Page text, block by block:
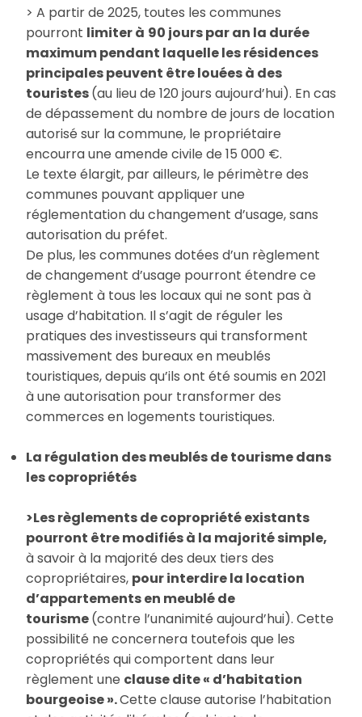
> A partir de 2025, toutes les communes
pourront limiter à 90 jours par an la durée
maximum pendant laquelle les résidences
principales peuvent être louées à des
touristes(au lieu de 120 jours aujourd’hui). En cas
de dépassement du nombre de jours de location
autorisé sur la commune, le propriétaire
encourra une amende civile de 15 000 €.
Le texte élargit, par ailleurs, le périmètre des
communes pouvant appliquer une
réglementation du changement d’usage, sans
autorisation du préfet.
De plus, les communes dotées d’un règlement
de changement d’usage pourront étendre ce
règlement à tous les locaux qui ne sont pas à
usage d’habitation. Il s’agit de réguler les
pratiques des investisseurs qui transforment
massivement des bureaux en meublés
touristiques, depuis qu’ils ont été soumis en 2021
à une autorisation pour transformer des
commerces en logements touristiques.
La régulation des meublés de tourisme dans
les copropriétés
>Les règlements de copropriété existants
pourront être modifiés à la majorité simple,
à savoir à la majorité des deux tiers des
copropriétaires, pour interdire la location
d’appartements en meublé de
tourisme(contre l’unanimité aujourd’hui). Cette
possibilité ne concernera toutefois que les
copropriétés qui comportent dans leur
règlement une clause dite « d’habitation
bourgeoise ».Cette clause autorise l’habitation